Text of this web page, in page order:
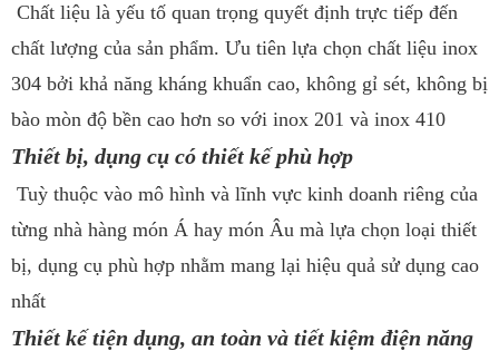
Chất liệu là yếu tố quan trọng quyết định trực tiếp đến
chất lượng của sản phẩm. Ưu tiên lựa chọn chất liệu inox
304 bởi khả năng kháng khuẩn cao, không gỉ sét, không bị
bào mòn độ bền cao hơn so với inox 201 và inox 410
Thiết bị, dụng cụ có thiết kế phù hợp
Tuỳ thuộc vào mô hình và lĩnh vực kinh doanh riêng của
từng nhà hàng món Á hay món Âu mà lựa chọn loại thiết
bị, dụng cụ phù hợp nhằm mang lại hiệu quả sử dụng cao
nhất
Thiết kế tiện dụng, an toàn và tiết kiệm điện năng